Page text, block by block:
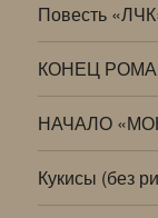
Повесть
КОНЕЦ
НАЧАЛО
Кукисы (без